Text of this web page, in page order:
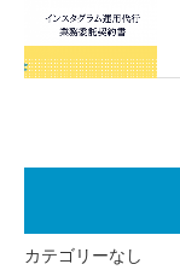
カテゴリーなし